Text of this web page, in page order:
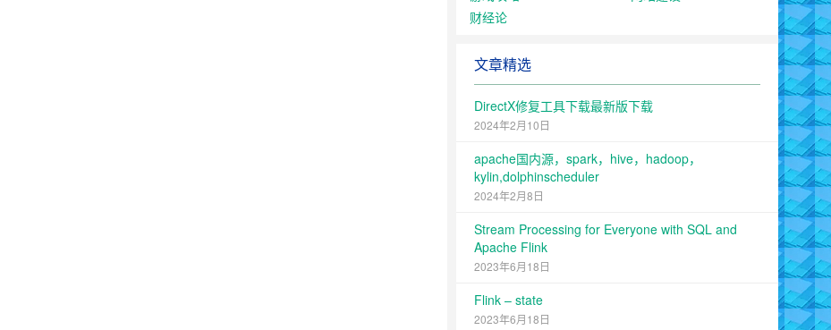
财经论
文章精选
DirectX修复工具下载最新版下载
2024年2月10日
apache国内源，spark，hive，hadoop，
kylin,dolphinscheduler
2024年2月8日
Stream Processing for Everyone with SQL and
Apache Flink
2023年6月18日
Flink – state
2023年6月18日